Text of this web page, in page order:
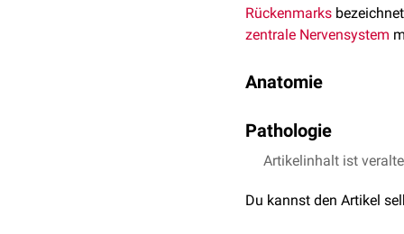
Rückenmarks
zentrale Nervensystem
Anatomie
für eine optimale
durchSchwann-Zellen
Ultrastrukturell markant
Pathologie
Die Redlich-
Bekanntestes Beispiel
Artikelinhalt ist
Du kannst den Artikel